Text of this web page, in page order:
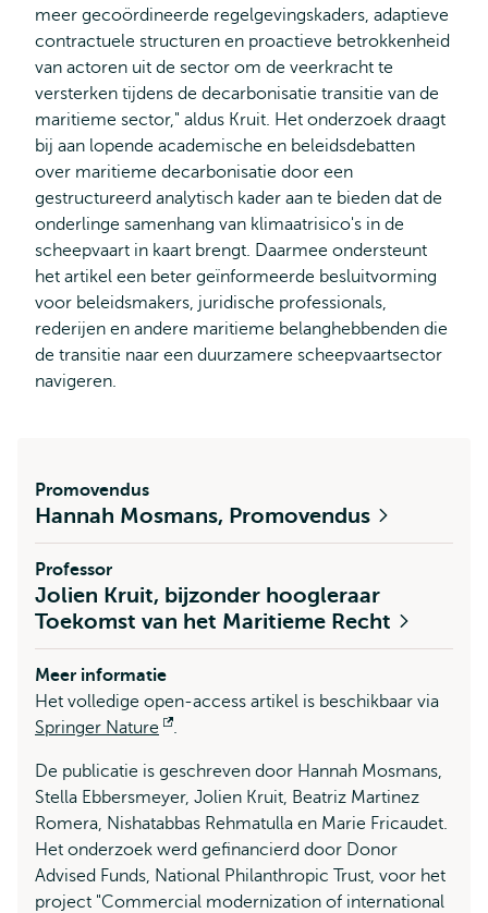
meer gecoördineerde regelgevingskaders, adaptieve
contractuele structuren en proactieve betrokkenheid
van actoren uit de sector om de veerkracht te
versterken tijdens de decarbonisatie transitie van de
maritieme sector," aldus Kruit. Het onderzoek draagt
bij aan lopende academische en beleidsdebatten
over maritieme decarbonisatie door een
gestructureerd analytisch kader aan te bieden dat de
onderlinge samenhang van klimaatrisico's in de
scheepvaart in kaart brengt. Daarmee ondersteunt
het artikel een beter geïnformeerde besluitvorming
voor beleidsmakers, juridische professionals,
rederijen en andere maritieme belanghebbenden die
de transitie naar een duurzamere scheepvaartsector
navigeren.
Promovendus
Hannah Mosmans, Promovendus
Professor
Jolien Kruit, bijzonder hoogleraar
Toekomst van het Maritieme Recht
Meer informatie
Het volledige open-access artikel is beschikbaar via
Springer Nature
Opent
.
De publicatie is geschreven door Hannah Mosmans,
Stella Ebbersmeyer, Jolien Kruit, Beatriz Martinez
Romera, Nishatabbas Rehmatulla en Marie Fricaudet.
Het onderzoek werd gefinancierd door Donor
Advised Funds, National Philanthropic Trust, voor het
project "Commercial modernization of international